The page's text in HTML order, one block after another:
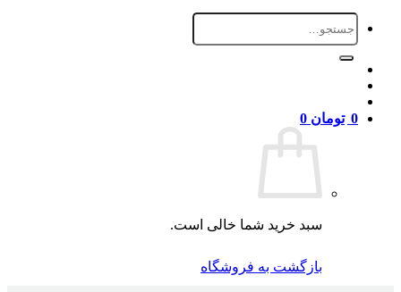
جستجو
برای:
0 تومان 0
سبد خرید شما خالی است.
بازگشت به فروشگاه